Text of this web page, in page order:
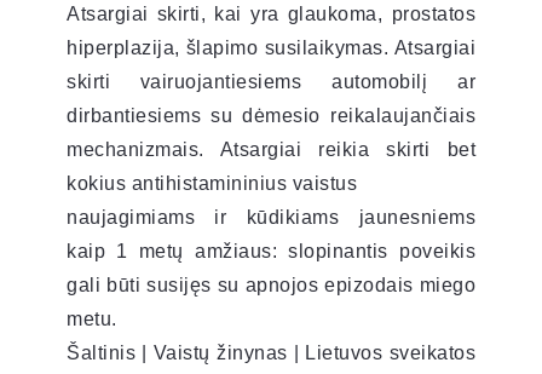
Atsargiai skirti, kai yra glaukoma, prostatos
hiperplazija, šlapimo susilaikymas. Atsargiai
skirti vairuojantiesiems automobilį ar
dirbantiesiems su dėmesio reikalaujančiais
mechanizmais. Atsargiai reikia skirti bet
kokius antihistamininius vaistus
naujagimiams ir kūdikiams jaunesniems
kaip 1 metų amžiaus: slopinantis poveikis
gali būti susijęs su apnojos epizodais miego
metu.
Šaltinis | Vaistų žinynas | Lietuvos sveikatos